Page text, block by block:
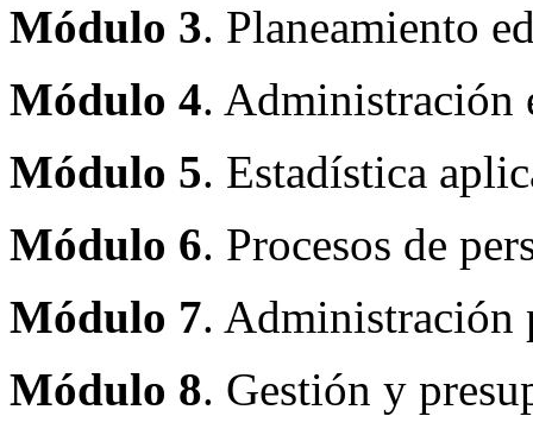
Módulo 3. Planeamiento
Módulo 4. Administración
Módulo 5. Estadística
Módulo 6. Procesos de
Módulo 7. Administración
Módulo 8. Gestión y